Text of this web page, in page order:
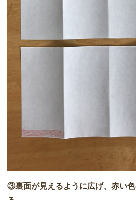
③裏面が見えるように広げ、赤い